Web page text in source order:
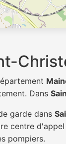
Dans
garde dans
centre
pompiers.